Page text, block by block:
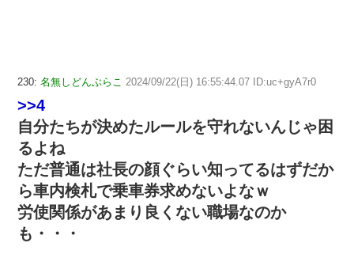
230: 名無しどんぶらこ 2024/09/22(日) 16:55:44.07 ID:uc+gyA7r0
>>4
自分たちが決めたルールを守れないんじゃ困
るよね
ただ普通は社長の顔ぐらい知ってるはずだか
ら車内検札で乗車券求めないよなｗ
労使関係があまり良くない職場なのか
も・・・